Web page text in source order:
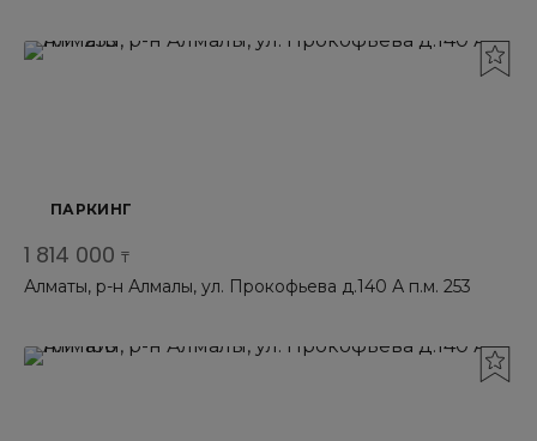
ПАРКИНГ
1 814 000 ₸
Алматы, р-н Алмалы, ул. Прокофьева д.140 А п.м. 253